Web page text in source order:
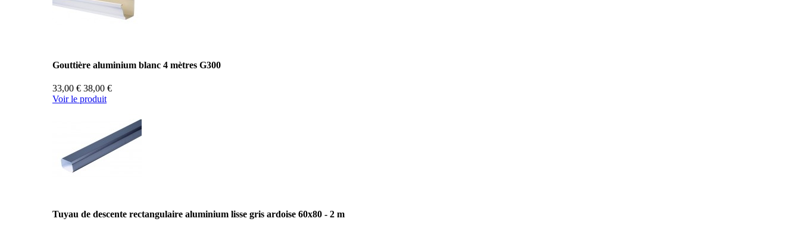
Gouttière aluminium blanc 4 mètres G300
33,00 € 38,00 €
Voir le produit
Tuyau de descente rectangulaire aluminium lisse gris ardoise 60x80 - 2 m